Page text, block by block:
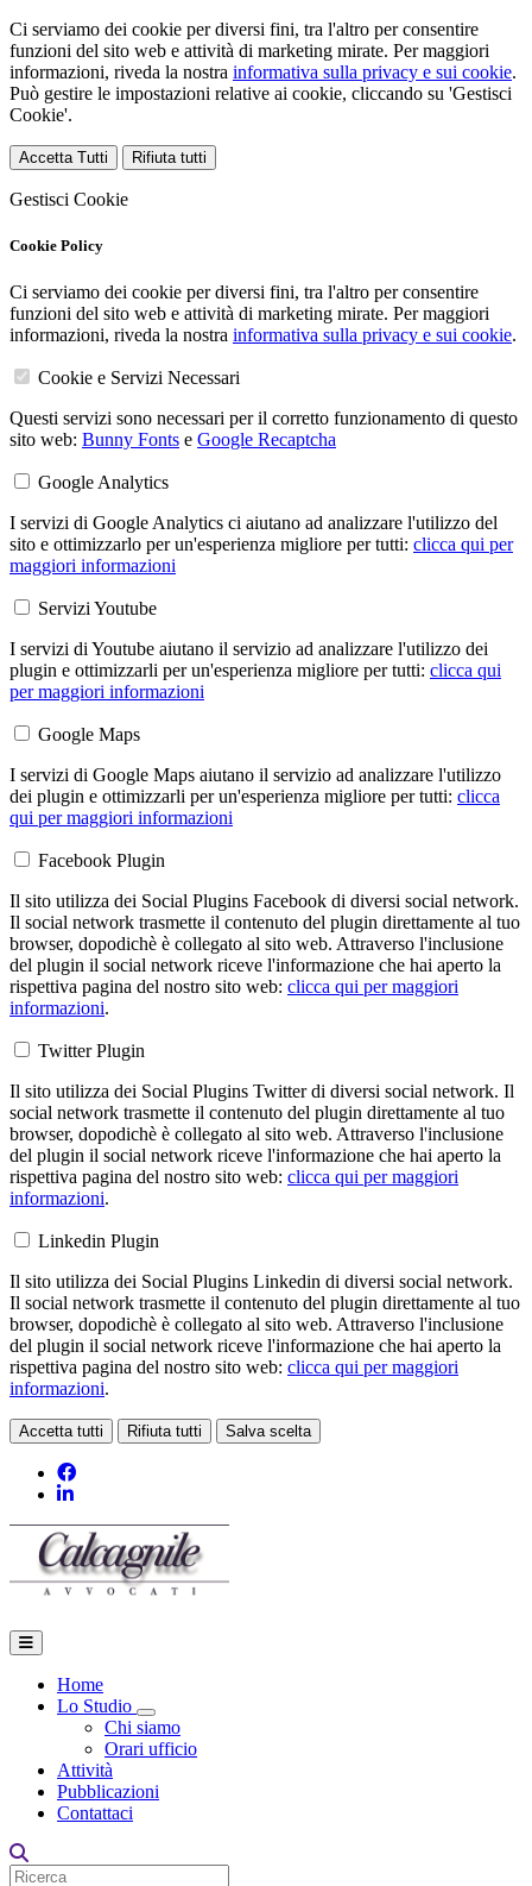
Ci serviamo dei cookie per diversi fini, tra l'altro per consentire
funzioni del sito web e attività di marketing mirate. Per maggiori
informazioni, riveda la nostra informativa sulla privacy e sui cookie.
Può gestire le impostazioni relative ai cookie, cliccando su 'Gestisci
Cookie'.
Accetta Tutti Rifiuta tutti
Gestisci Cookie
Cookie Policy
Ci serviamo dei cookie per diversi fini, tra l'altro per consentire
funzioni del sito web e attività di marketing mirate. Per maggiori
informazioni, riveda la nostra informativa sulla privacy e sui cookie.
Cookie e Servizi Necessari
Questi servizi sono necessari per il corretto funzionamento di questo
sito web: Bunny Fonts e Google Recaptcha
Google Analytics
I servizi di Google Analytics ci aiutano ad analizzare l'utilizzo del
sito e ottimizzarlo per un'esperienza migliore per tutti: clicca qui per
maggiori informazioni
Servizi Youtube
I servizi di Youtube aiutano il servizio ad analizzare l'utilizzo dei
plugin e ottimizzarli per un'esperienza migliore per tutti: clicca qui
per maggiori informazioni
Google Maps
I servizi di Google Maps aiutano il servizio ad analizzare l'utilizzo
dei plugin e ottimizzarli per un'esperienza migliore per tutti: clicca
qui per maggiori informazioni
Facebook Plugin
Il sito utilizza dei Social Plugins Facebook di diversi social network.
Il social network trasmette il contenuto del plugin direttamente al tuo
browser, dopodichè è collegato al sito web. Attraverso l'inclusione
del plugin il social network riceve l'informazione che hai aperto la
rispettiva pagina del nostro sito web: clicca qui per maggiori
informazioni.
Twitter Plugin
Il sito utilizza dei Social Plugins Twitter di diversi social network. Il
social network trasmette il contenuto del plugin direttamente al tuo
browser, dopodichè è collegato al sito web. Attraverso l'inclusione
del plugin il social network riceve l'informazione che hai aperto la
rispettiva pagina del nostro sito web: clicca qui per maggiori
informazioni.
Linkedin Plugin
Il sito utilizza dei Social Plugins Linkedin di diversi social network.
Il social network trasmette il contenuto del plugin direttamente al tuo
browser, dopodichè è collegato al sito web. Attraverso l'inclusione
del plugin il social network riceve l'informazione che hai aperto la
rispettiva pagina del nostro sito web: clicca qui per maggiori
informazioni.
Accetta tutti Rifiuta tutti Salva scelta
Home
Lo Studio
Toggle Dropdown
Chi siamo
Orari ufficio
Attività
Pubblicazioni
Contattaci